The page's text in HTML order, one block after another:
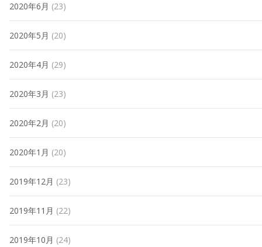
2020年6月 (23)
2020年5月 (20)
2020年4月 (29)
2020年3月 (23)
2020年2月 (20)
2020年1月 (20)
2019年12月 (23)
2019年11月 (22)
2019年10月 (24)